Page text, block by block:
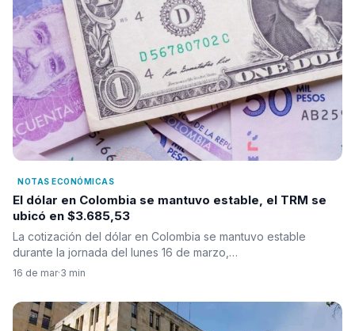
NOTAS ECONÓMICAS
El dólar en Colombia se mantuvo estable, el TRM se
ubicó en $3.685,53
La cotización del dólar en Colombia se mantuvo estable
durante la jornada del lunes 16 de marzo,…
16 de mar·3 min